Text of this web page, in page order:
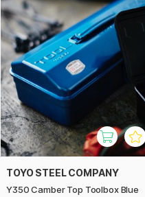
TOYO STEEL COMPANY
Y350 Camber Top Toolbox Blue